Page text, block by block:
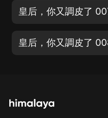
皇后，你又調皮了